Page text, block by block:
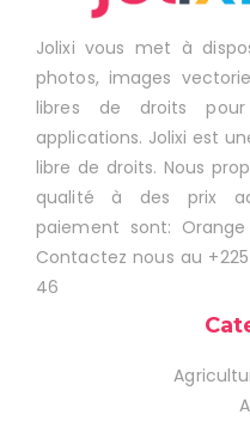
Jolixi vous met à
photos, images
libres de droits
applications. Jolixi est
libre de droits. Nous
qualité à des prix
paiement sont: Orange
Contactez nous au
46